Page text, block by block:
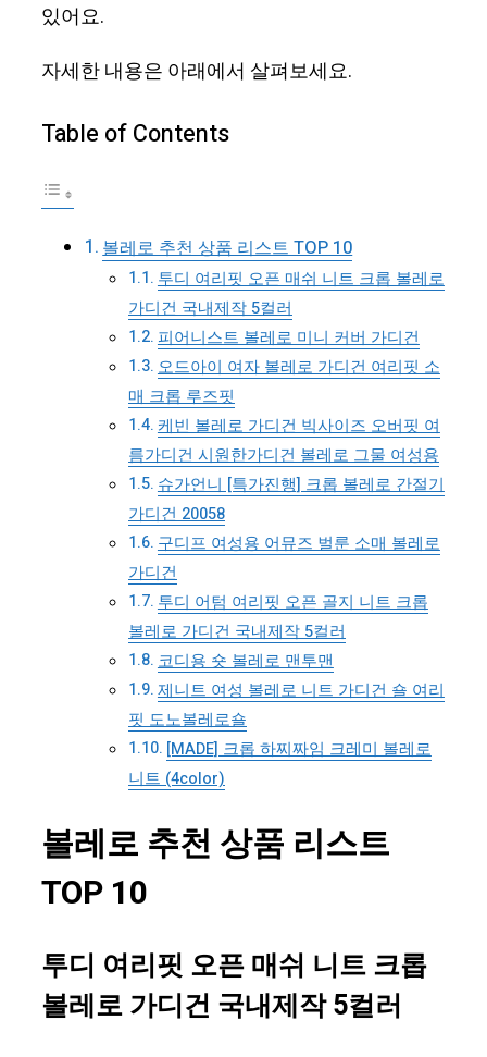
있어요.
자세한 내용은 아래에서 살펴보세요.
Table of Contents
볼레로 추천 상품 리스트 TOP 10
투디 여리핏 오픈 매쉬 니트 크롭 볼레로
가디건 국내제작 5컬러
피어니스트 볼레로 미니 커버 가디건
오드아이 여자 볼레로 가디건 여리핏 소
매 크롭 루즈핏
케빈 볼레로 가디건 빅사이즈 오버핏 여
름가디건 시원한가디건 볼레로 그물 여성용
슈가언니 [특가진행] 크롭 볼레로 간절기
가디건 20058
구디프 여성용 어뮤즈 벌룬 소매 볼레로
가디건
투디 어텀 여리핏 오픈 골지 니트 크롭
볼레로 가디건 국내제작 5컬러
코디용 숏 볼레로 맨투맨
제니트 여성 볼레로 니트 가디건 숄 여리
핏 도노볼레로숄
[MADE] 크롭 하찌짜임 크레미 볼레로
니트 (4color)
볼레로 추천 상품 리스트
TOP 10
투디 여리핏 오픈 매쉬 니트 크롭
볼레로 가디건 국내제작 5컬러